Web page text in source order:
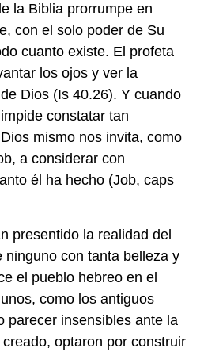
la Biblia prorrumpe en
con el solo poder de Su
cuanto existe. El profeta
los ojos y ver la
Dios (Is 40.26). Y cuando
constatar tan
mismo nos invita, como
a considerar con
él ha hecho (Job, caps
presentido la realidad del
ninguno con tanta belleza y
el pueblo hebreo en el
como los antiguos
parecer insensibles ante la
optaron por construir